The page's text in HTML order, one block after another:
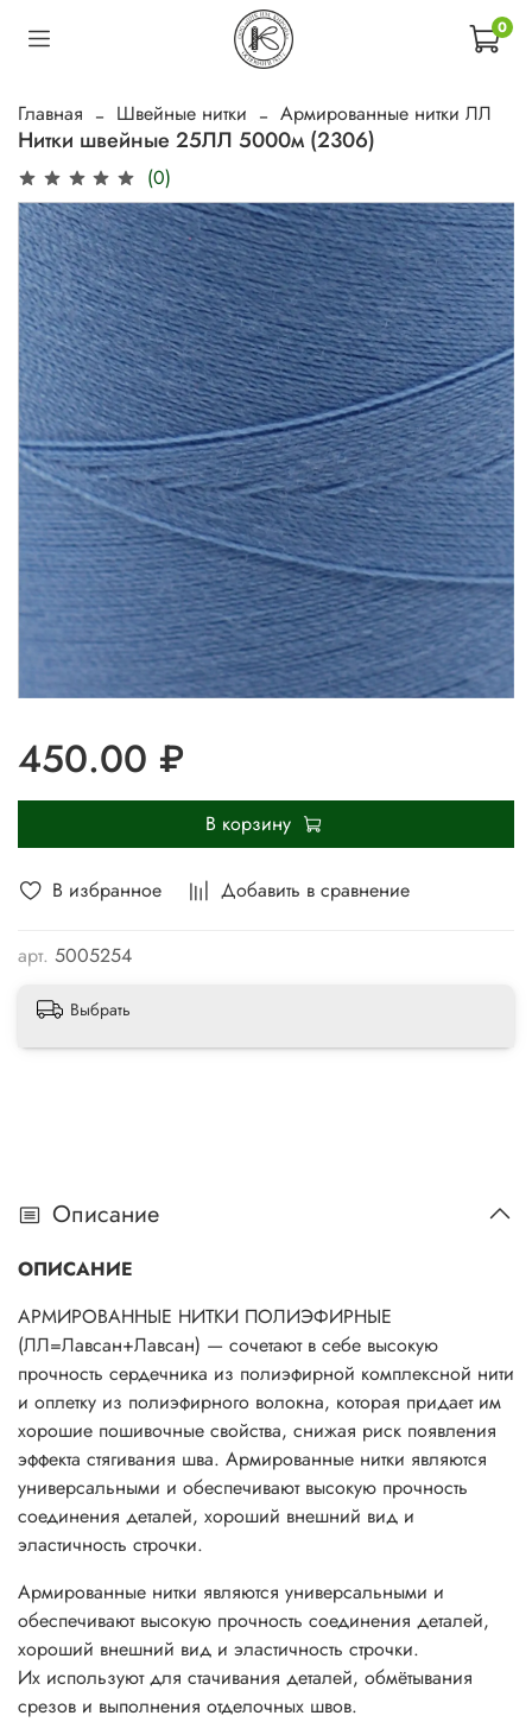
0
Главная Швейные нитки Армированные нитки ЛЛ
Нитки швейные 25ЛЛ 5000м (2306)
(0)
В избранное Добавить в сравнение
арт. 5005254
450.00 ₽
В корзину
Выбрать
Описание
ОПИСАНИЕ
АРМИРОВАННЫЕ НИТКИ ПОЛИЭФИРНЫЕ
(ЛЛ=Лавсан+Лавсан) — сочетают в себе высокую
прочность сердечника из полиэфирной комплексной нити
и оплетку из полиэфирного волокна, которая придает им
хорошие пошивочные свойства, снижая риск появления
эффекта стягивания шва. Армированные нитки являются
универсальными и обеспечивают высокую прочность
соединения деталей, хороший внешний вид и
эластичность строчки.
Армированные нитки являются универсальными и
обеспечивают высокую прочность соединения деталей,
хороший внешний вид и эластичность строчки.
Их используют для стачивания деталей, обмётывания
срезов и выполнения отделочных швов.